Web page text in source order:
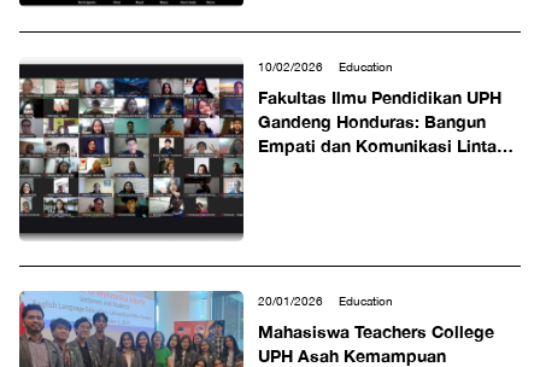
10/02/2026 Education
Fakultas Ilmu Pendidikan UPH
Gandeng Honduras: Bangun
Empati dan Komunikasi Lintas
20/01/2026 Education
Mahasiswa Teachers College
UPH Asah Kemampuan